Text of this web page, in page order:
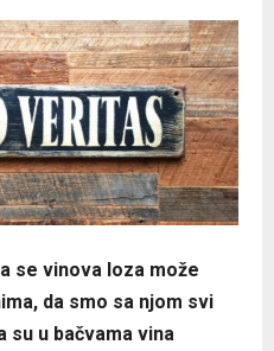
se vinova loza može
da smo sa njom svi
su u bačvama vina